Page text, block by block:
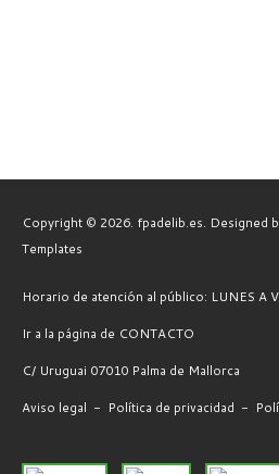
Copyright © 2026. fpadelib.es. Designed
Templates
Horario de atención al público: LUNES A
Ir a la página de CONTACTO
C/ Uruguai 07010 Palma de Mallorca
Aviso legal - Política de privacidad -